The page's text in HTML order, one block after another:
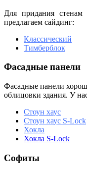
Для придания
предлагаем сайдинг:
Классический
Тимберблок
Фасадные панели
Фасадные панели
облицовки здания. У
Стоун хаус
Стоун хаус S-Lock
Хокла
Хокла S-Lock
Софиты